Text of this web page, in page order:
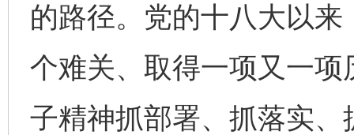
的路径。党的十八大以
个难关、取得一项又一
子精神抓部署、抓落实、